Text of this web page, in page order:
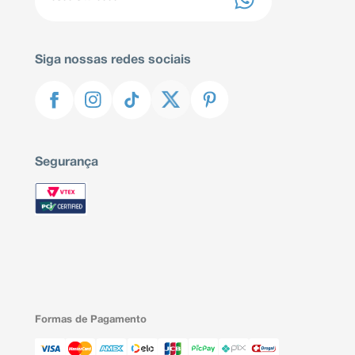
Siga nossas redes sociais
Segurança
Formas de Pagamento